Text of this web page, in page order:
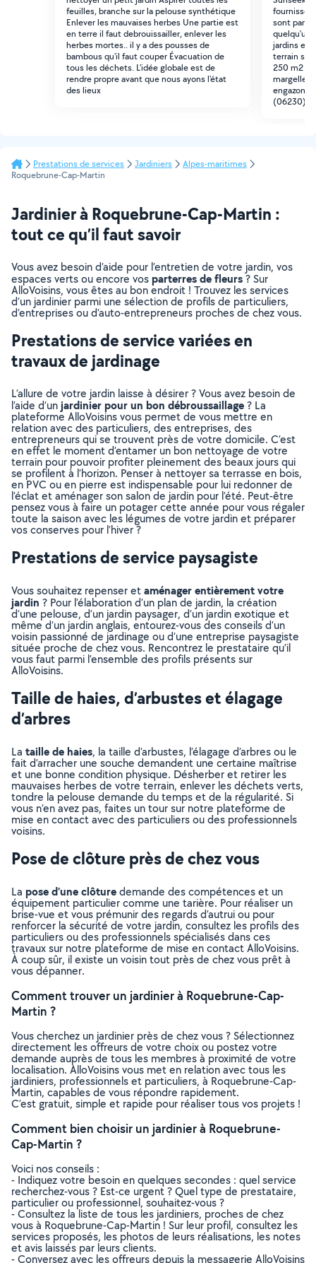
feuilles, branche sur la pelouse synthétique
Enlever les mauvaises herbes Une partie est
en terre il faut debrouissailler, enlever les
herbes mortes.. il y a des pousses de
bambous qu'il faut couper Évacuation de
tous les déchets. L'idée globale est de
rendre propre avant que nous ayons l'état
des lieux
sont
quelqu'un
jardins et
terrain se
250 m2
margelle,
(06230).
Prestations de services Jardiniers
Alpes-maritimes
Roquebrune-Cap-Martin
Jardinier à Roquebrune-Cap-Martin :
tout ce qu’il faut savoir
Vous avez besoin d’aide pour l’entretien de votre jardin, vos
espaces verts ou encore vosparterres de fleurs? Sur
AlloVoisins, vous êtes au bon endroit ! Trouvez les services
d’un jardinier parmi une sélection de profils de particuliers,
d’entreprises ou d’auto-entrepreneurs proches de chez vous.
Prestations de service variées en
travaux de jardinage
L’allure de votre jardin laisse à désirer ? Vous avez besoin de
l’aide d’unjardinier pour un bon débroussaillage? La
plateforme AlloVoisins vous permet de vous mettre en
relation avec des particuliers, des entreprises, des
entrepreneurs qui se trouvent près de votre domicile. C’est
en effet le moment d’entamer un bon nettoyage de votre
terrain pour pouvoir profiter pleinement des beaux jours qui
se profilent à l’horizon. Penser à nettoyer sa terrasse en bois,
en PVC ou en pierre est indispensable pour lui redonner de
l’éclat et aménager son salon de jardin pour l’été. Peut-être
pensez vous à faire un potager cette année pour vous régaler
toute la saison avec les légumes de votre jardin et préparer
vos conserves pour l’hiver ?
Prestations de service paysagiste
Vous souhaitez repenser etaménager entièrement votre
jardin ? Pour l’élaboration d’un plan de jardin, la création
d’une pelouse, d’un jardin paysager, d’un jardin exotique et
même d’un jardin anglais, entourez-vous des conseils d’un
voisin passionné de jardinage ou d’une entreprise paysagiste
située proche de chez vous. Rencontrez le prestataire qu’il
vous faut parmi l’ensemble des profils présents sur
AlloVoisins.
Taille de haies, d’arbustes et élagage
d’arbres
La taille de haies, la taille d’arbustes, l’élagage d’arbres ou le
fait d’arracher une souche demandent une certaine maîtrise
et une bonne condition physique. Désherber et retirer les
mauvaises herbes de votre terrain, enlever les déchets verts,
tondre la pelouse demande du temps et de la régularité. Si
vous n’en avez pas, faites un tour sur notre plateforme de
mise en contact avec des particuliers ou des professionnels
voisins.
Pose de clôture près de chez vous
La pose d’une clôturedemande des compétences et un
équipement particulier comme une tarière. Pour réaliser un
brise-vue et vous prémunir des regards d’autrui ou pour
renforcer la sécurité de votre jardin, consultez les profils des
particuliers ou des professionnels spécialisés dans ces
travaux sur notre plateforme de mise en contact AlloVoisins.
À coup sûr, il existe un voisin tout près de chez vous prêt à
vous dépanner.
Comment trouver un jardinier à Roquebrune-Cap-
Martin ?
Vous cherchez un jardinier près de chez vous ? Sélectionnez
directement les offreurs de votre choix ou postez votre
demande auprès de tous les membres à proximité de votre
localisation. AlloVoisins vous met en relation avec tous les
jardiniers, professionnels et particuliers, à Roquebrune-Cap-
Martin, capables de vous répondre rapidement.
C’est gratuit, simple et rapide pour réaliser tous vos projets !
Comment bien choisir un jardinier à Roquebrune-
Cap-Martin ?
Voici nos conseils :
- Indiquez votre besoin en quelques secondes : quel service
recherchez-vous ? Est-ce urgent ? Quel type de prestataire,
particulier ou professionnel, souhaitez-vous ?
- Consultez la liste de tous les jardiniers, proches de chez
vous à Roquebrune-Cap-Martin ! Sur leur profil, consultez les
services proposés, les photos de leurs réalisations, les notes
et avis laissés par leurs clients.
- Conversez avec les offreurs depuis la messagerie AlloVoisins